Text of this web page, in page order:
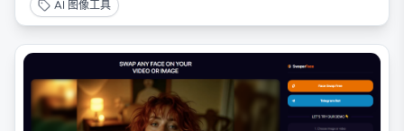
AI 图像工具